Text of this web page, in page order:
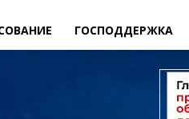
ГОСПОДДЕРЖКА